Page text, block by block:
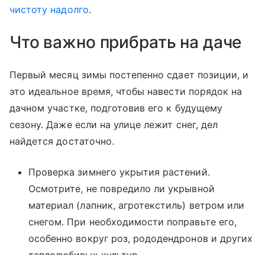
чистоту надолго.
Что важно прибрать на даче
Первый месяц зимы постепенно сдает позиции, и
это идеальное время, чтобы навести порядок на
дачном участке, подготовив его к будущему
сезону. Даже если на улице лежит снег, дел
найдется достаточно.
Проверка зимнего укрытия растений.
Осмотрите, не повредило ли укрывной
материал (лапник, агротекстиль) ветром или
снегом. При необходимости поправьте его,
особенно вокруг роз, рододендронов и других